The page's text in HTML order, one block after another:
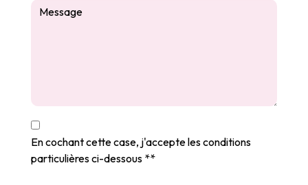
En cochant cette case, j'accepte les conditions
particulières ci-dessous **